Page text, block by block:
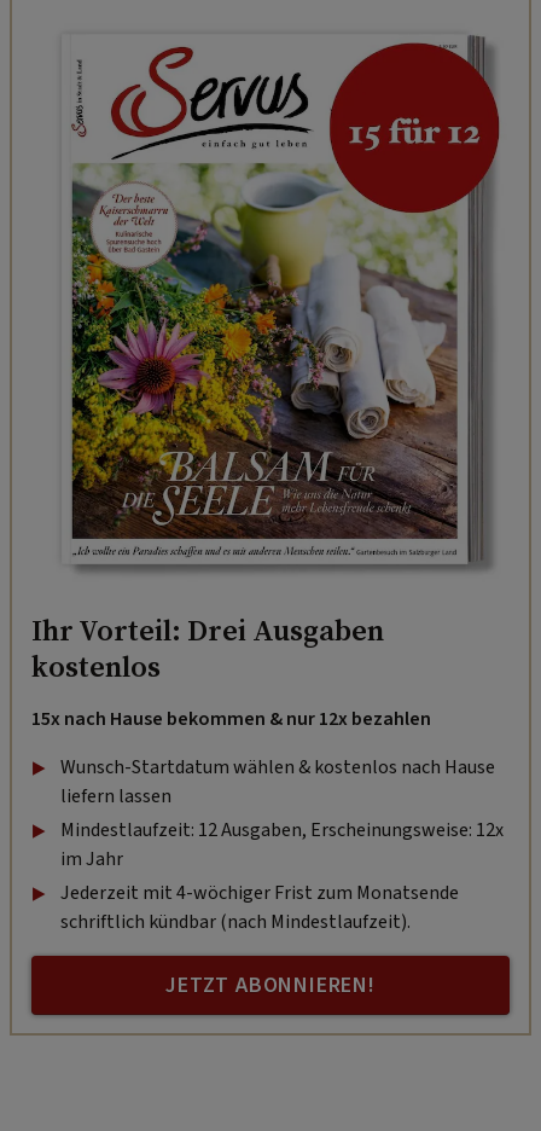
Ihr Vorteil: Drei Ausgaben
kostenlos
15x nach Hause bekommen & nur 12x bezahlen
Wunsch-Startdatum wählen & kostenlos nach Hause
liefern lassen
Mindestlaufzeit: 12 Ausgaben, Erscheinungsweise: 12x
im Jahr
Jederzeit mit 4-wöchiger Frist zum Monatsende
schriftlich kündbar (nach Mindestlaufzeit).
JETZT ABONNIEREN!